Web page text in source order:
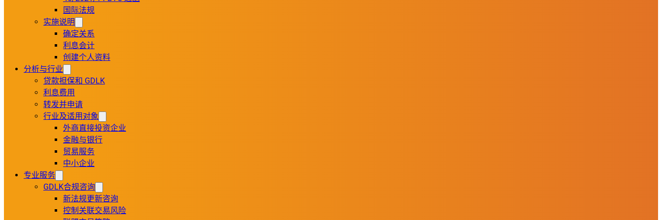
国际法规
实施说明
确定关系
利息会计
创建个人资料
分析与行业
贷款担保和 GDLK
利息费用
转发并申请
行业及适用对象
外商直接投资企业
金融与银行
贸易服务
中小企业
专业服务
GDLK合规咨询
新法规更新咨询
控制关联交易风险